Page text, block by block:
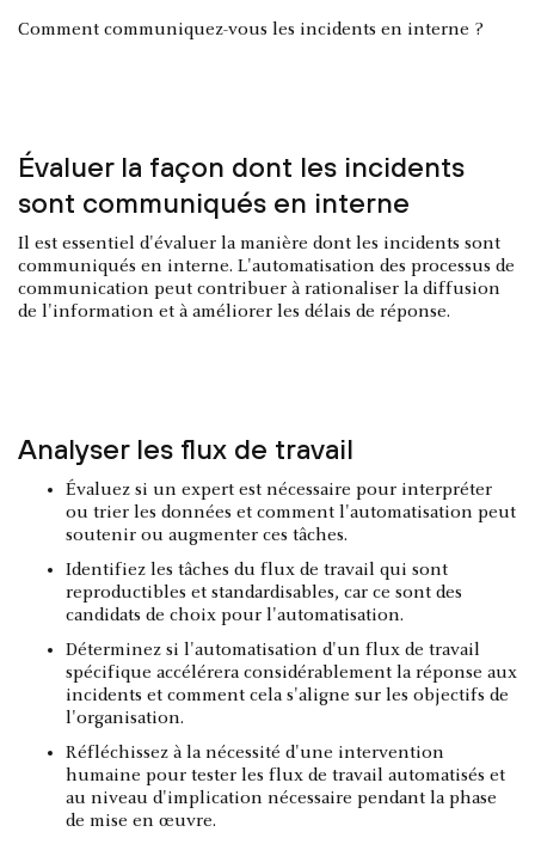
Comment communiquez-vous les incidents en interne ?
Évaluer la façon dont les incidents
sont communiqués en interne
Il est essentiel d'évaluer la manière dont les incidents sont
communiqués en interne. L'automatisation des processus de
communication peut contribuer à rationaliser la diffusion
de l'information et à améliorer les délais de réponse.
Analyser les flux de travail
Évaluez si un expert est nécessaire pour interpréter
ou trier les données et comment l'automatisation peut
soutenir ou augmenter ces tâches.
Identifiez les tâches du flux de travail qui sont
reproductibles et standardisables, car ce sont des
candidats de choix pour l'automatisation.
Déterminez si l'automatisation d'un flux de travail
spécifique accélérera considérablement la réponse aux
incidents et comment cela s'aligne sur les objectifs de
l'organisation.
Réfléchissez à la nécessité d'une intervention
humaine pour tester les flux de travail automatisés et
au niveau d'implication nécessaire pendant la phase
de mise en œuvre.